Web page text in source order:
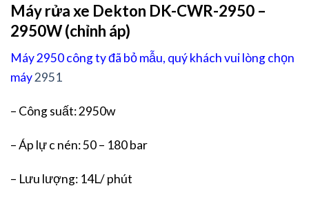
Máy rửa xe Dekton DK-CWR-2950 –
2950W (chỉnh áp)
Máy 2950 công ty đã bỏ mẫu, quý khách vui lòng chọn
máy2951
– Công suất: 2950w
– Áp lự c nén: 50 – 180 bar
– Lưu lượng: 14L/ phút